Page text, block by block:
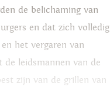
de belichaming van
en dat zich volledig
het vergaren van
leidsmannen van de
zijn van de grillen van